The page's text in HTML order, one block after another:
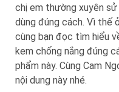
chị em thường xuyên
dùng đúng cách. Vì thế
cùng bạn đọc tìm hiểu
kem chống nắng đúng
phẩm này. Cùng Cam
nội dung này nhé.